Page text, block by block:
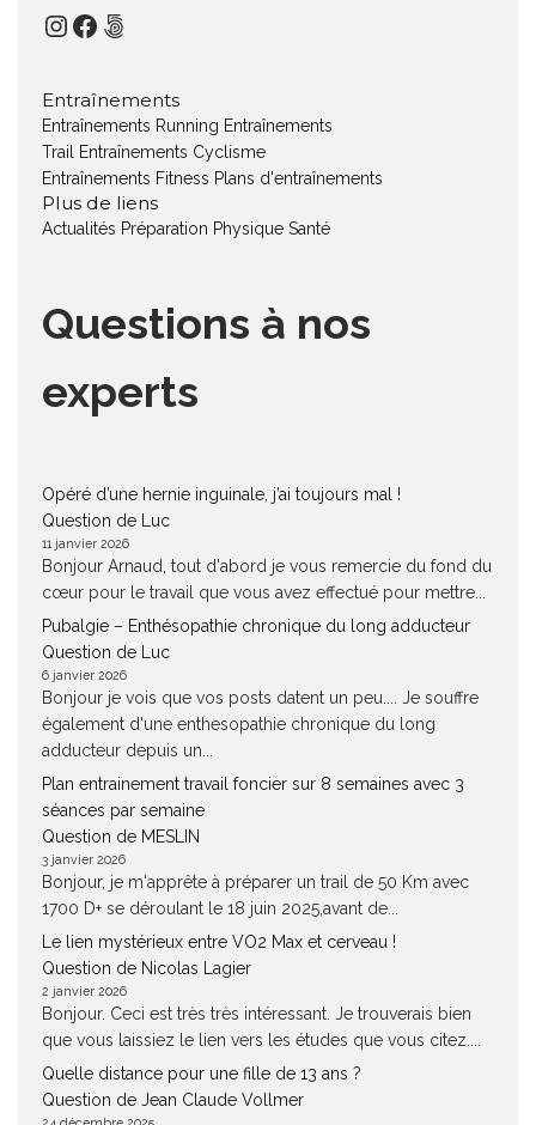
Instagram
Facebook
500px
Entraînements
Entraînements Running Entraînements
Trail
Entraînements Cyclisme
Entraînements Fitness Plans d'entraînements
Plus de liens
Actualités Préparation Physique Santé
Questions à nos
experts
Opéré d’une hernie inguinale, j’ai toujours mal !
Question de Luc
11 janvier 2026
Bonjour Arnaud, tout d'abord je vous remercie du fond du
cœur pour le travail que vous avez effectué pour mettre...
Pubalgie – Enthésopathie chronique du long adducteur
Question de Luc
6 janvier 2026
Bonjour je vois que vos posts datent un peu.... Je souffre
également d'une enthesopathie chronique du long
adducteur depuis un...
Plan entrainement travail foncier sur 8 semaines avec 3
séances par semaine
Question de MESLIN
3 janvier 2026
Bonjour, je m'apprête à préparer un trail de 50 Km avec
1700 D+ se déroulant le 18 juin 2025,avant de...
Le lien mystérieux entre VO2 Max et cerveau !
Question de Nicolas Lagier
2 janvier 2026
Bonjour. Ceci est très très intéressant. Je trouverais bien
que vous laissiez le lien vers les études que vous citez....
Quelle distance pour une fille de 13 ans ?
Question de Jean Claude Vollmer